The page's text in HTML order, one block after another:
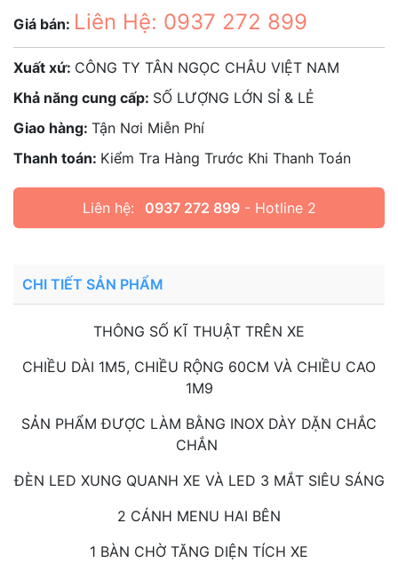
Giá bán: Liên Hệ: 0937 272 899
Xuất xứ: CÔNG TY TÂN NGỌC CHÂU VIỆT NAM
Khả năng cung cấp: SỐ LƯỢNG LỚN SỈ & LẺ
Giao hàng: Tận Nơi Miễn Phí
Thanh toán: Kiểm Tra Hàng Trước Khi Thanh Toán
Liên hệ: 0937 272 899- Hotline 2
CHI TIẾT SẢN PHẨM
THÔNG SỐ KĨ THUẬT TRÊN XE
CHIỀU DÀI 1M5, CHIỀU RỘNG 60CM VÀ CHIỀU CAO
1M9
SẢN PHẨM ĐƯỢC LÀM BẰNG INOX DÀY DẶN CHẮC
CHẮN
ĐÈN LED XUNG QUANH XE VÀ LED 3 MẮT SIÊU SÁNG
2 CÁNH MENU HAI BÊN
1 BÀN CHỜ TĂNG DIỆN TÍCH XE